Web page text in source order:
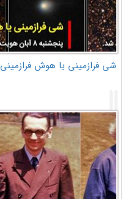
شی فرازمینی یا هوش فرازمینی